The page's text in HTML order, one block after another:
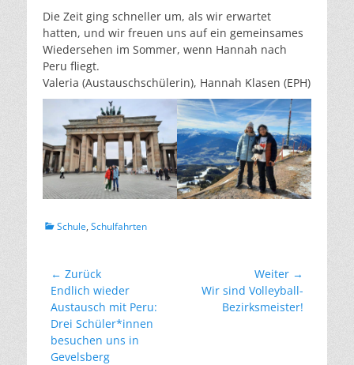
Die Zeit ging schneller um, als wir erwartet
hatten, und wir freuen uns auf ein gemeinsames
Wiedersehen im Sommer, wenn Hannah nach
Peru fliegt.
Valeria (Austauschschülerin), Hannah Klasen (EPH)
Kategorien
Schule, Schulfahrten
Beitragsnavigation
← Zurück
Vorheriger
Beitrag:
Endlich wieder
Austausch mit Peru:
Drei Schüler*innen
besuchen uns in
Gevelsberg
Weiter →
Nächster
Wir sind Volleyball-
Bezirksmeister!